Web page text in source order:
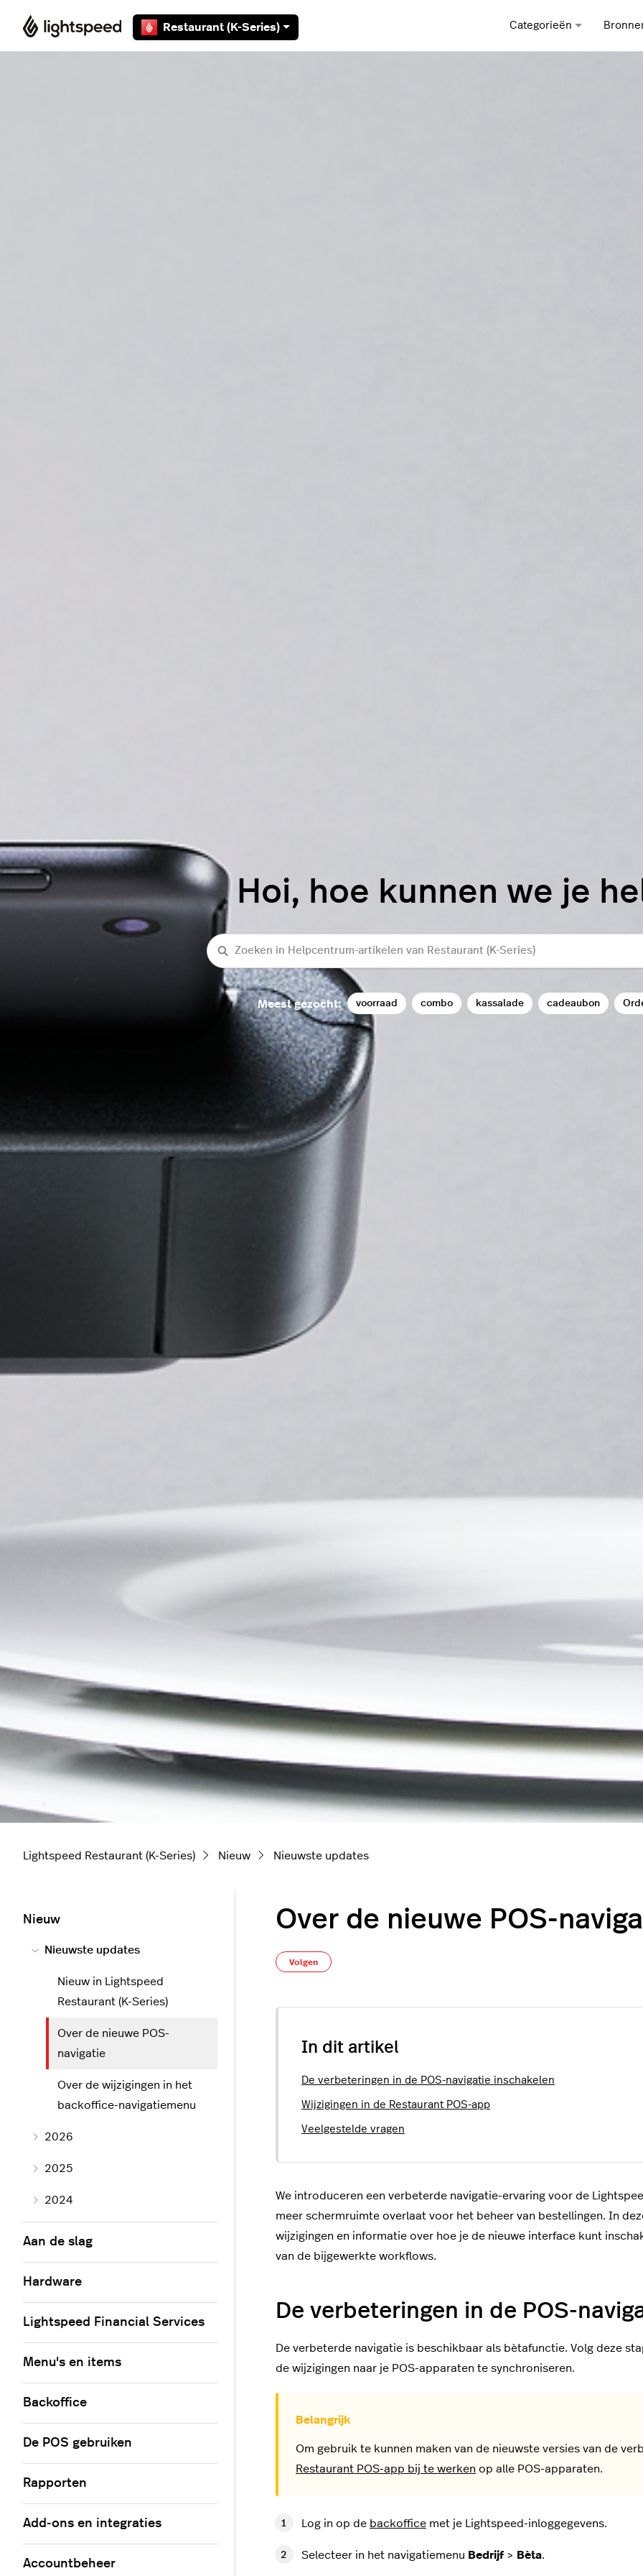
Restaurant (K-Series)
Categorieën
Hoi, hoe kunnen we je
Zoeken
Meest gezocht: voorraad combo kassalade cadeaubon
Lightspeed Restaurant (K-Series) Nieuw Nieuwste updates
Over de nieuwe POS-
Volgen
In dit artikel
De verbeteringen in de POS-navigatie inschakelen
Wijzigingen in de Restaurant POS-app
Veelgestelde vragen
We introduceren een verbeterde navigatie-ervaring voor de
meer schermruimte overlaat voor het beheer van bestellingen. In
wijzigingen en informatie over hoe je de nieuwe interface kunt
van de bijgewerkte workflows.
De verbeteringen in de POS-
De verbeterde navigatie is beschikbaar als bètafunctie. Volg deze
de wijzigingen naar je POS-apparaten te synchroniseren.
Om gebruik te kunnen maken van de nieuwste versies van de
Restaurant POS-app bij te werken op alle POS-apparaten.
Log in op de backoffice met je Lightspeed-inloggegevens.
Selecteer in het navigatiemenu Bedrijf> Bèta.
Nieuw
Nieuwste updates
Nieuw in Lightspeed
Restaurant (K-Series)
Over de nieuwe POS-
navigatie
Over de wijzigingen in het
backoffice-navigatiemenu
2026
2025
2024
Aan de slag
Hardware
Lightspeed Financial Services
Menu's en items
Backoffice
De POS gebruiken
Rapporten
Add-ons en integraties
Accountbeheer